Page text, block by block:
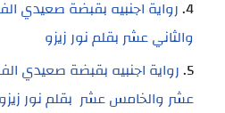
رواية اجنبيه بقبضة صعيدي
والثاني عشر بقلم نور زيزو
رواية اجنبيه بقبضة صعيدي
عشر والخامس عشر بقلم نور زيزو